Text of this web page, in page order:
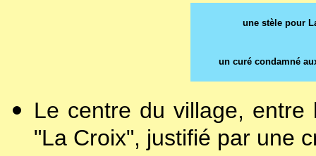
une stèle pour
un curé condamné
Le centre du village,
"La Croix", justifié par une